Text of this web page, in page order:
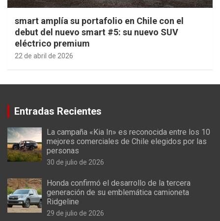
smart amplía su portafolio en Chile con el
debut del nuevo smart #5: su nuevo SUV
eléctrico premium
22 de abril de 2026
Entradas Recientes
La campaña «Kia In» es reconocida entre los 10
mejores comerciales de Chile elegidos por las
personas
30 de julio de 2026
Honda confirmó el desarrollo de la tercera
generación de su emblemática camioneta
Ridgeline
29 de julio de 2026